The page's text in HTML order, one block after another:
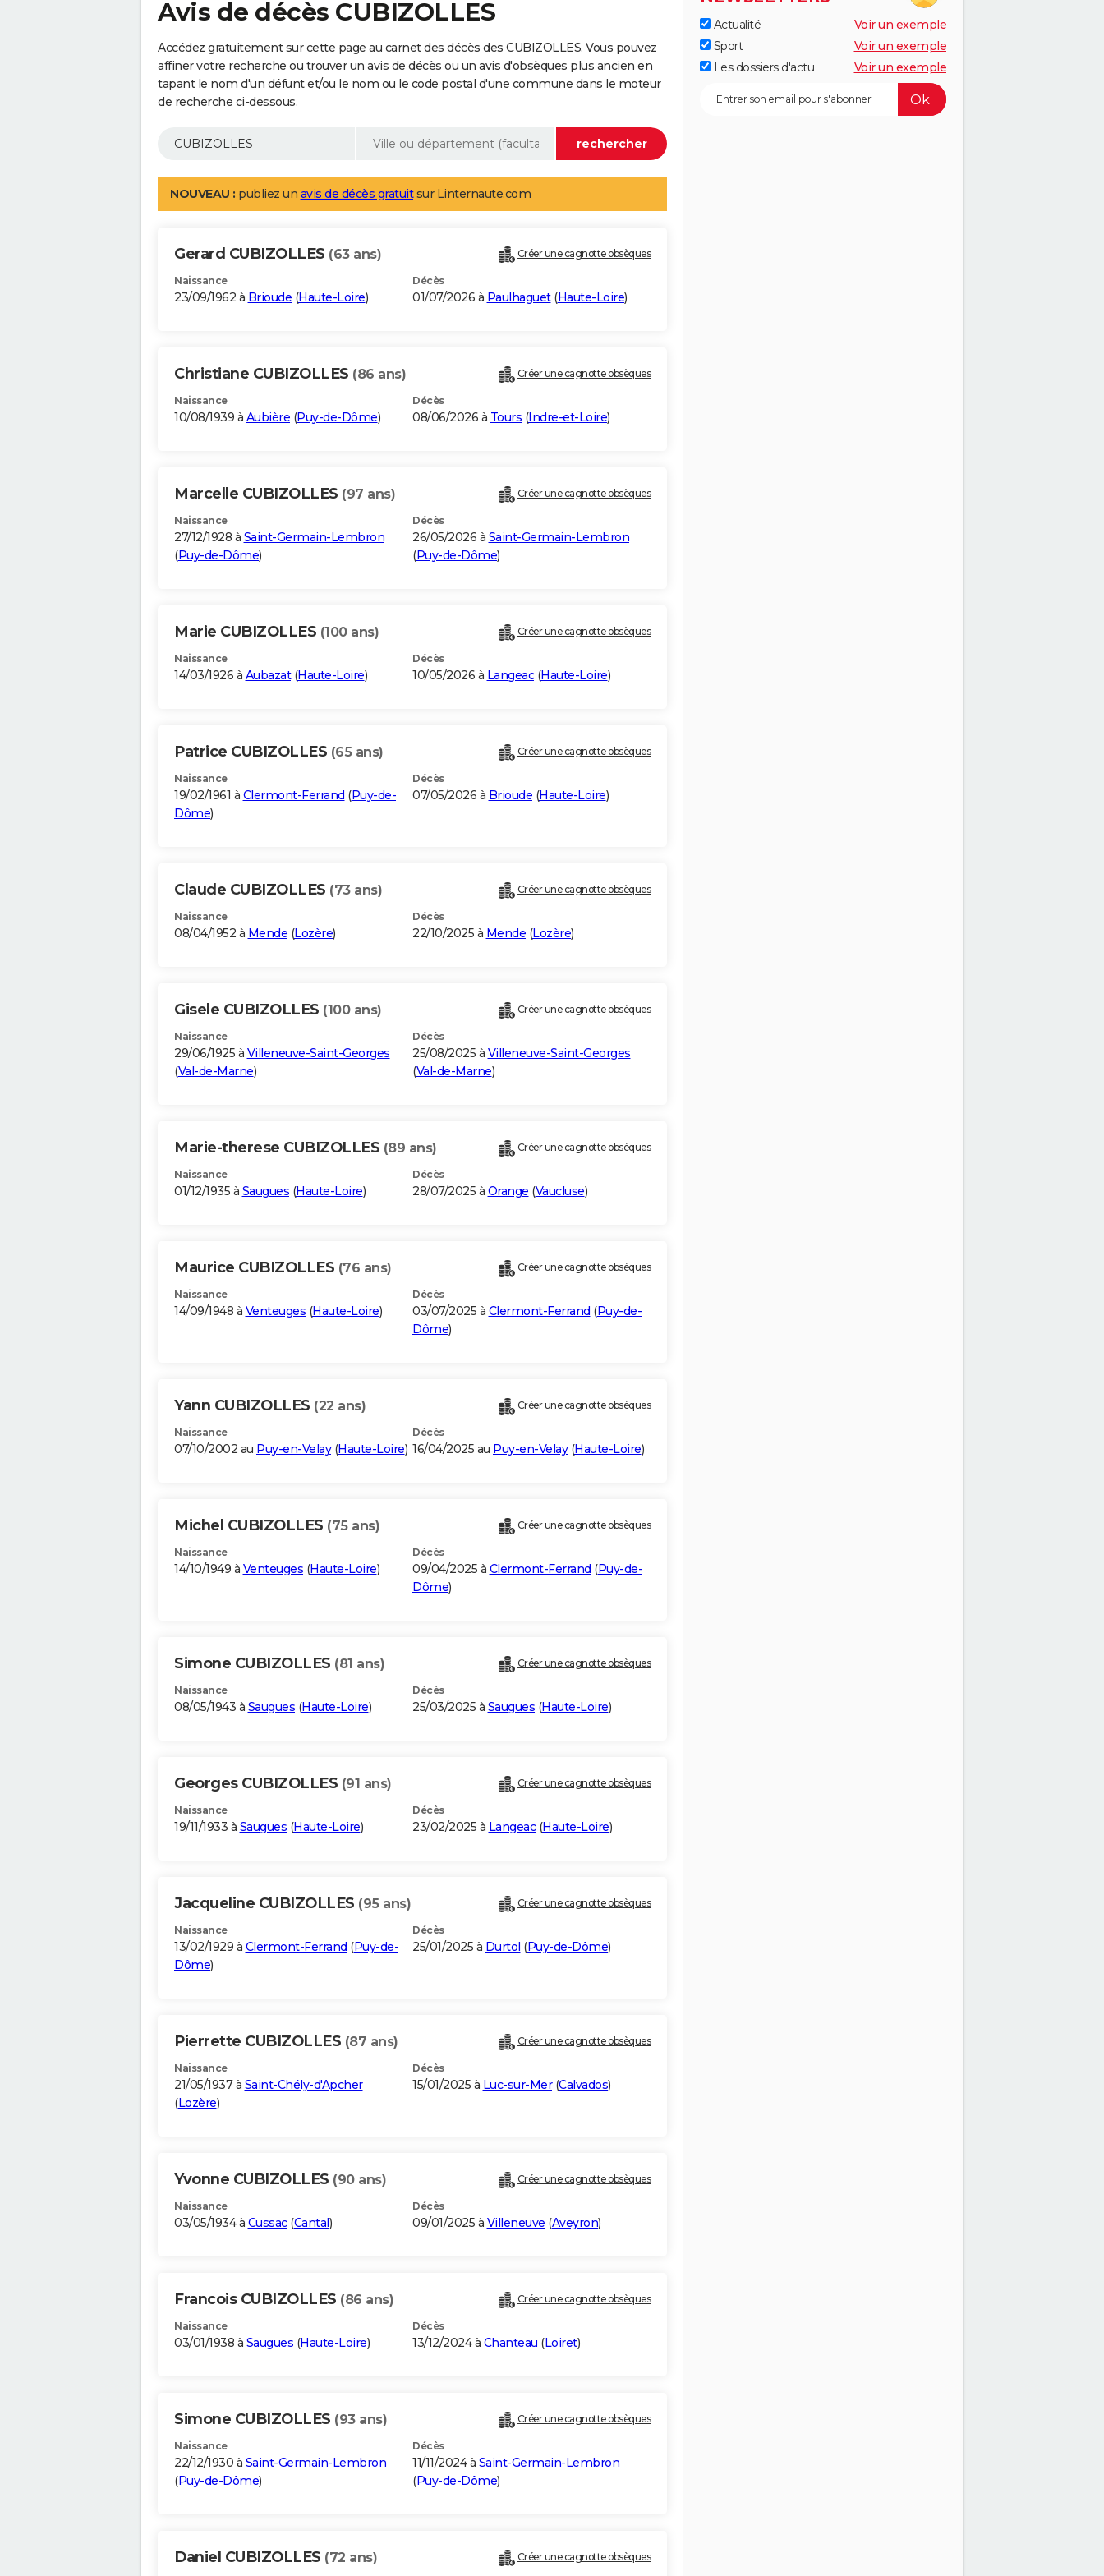
Avis de décès CUBIZOLLES
Accédez gratuitement sur cette page au carnet des décès des CUBIZOLLES. Vous pouvez
affiner votre recherche ou trouver un avis de décès ou un avis d'obsèques plus ancien en
tapant le nom d'un défunt et/ou le nom ou le code postal d'une commune dans le moteur
de recherche ci-dessous.
NOUVEAU : publiez un avis de décès gratuitsur Linternaute.com
Gerard CUBIZOLLES (63 ans) Créer une cagnotte obsèques
Naissance
23/09/1962 à Brioude (Haute-Loire)
Décès
01/07/2026 à Paulhaguet(Haute-Loire)
Christiane CUBIZOLLES (86 ans) Créer une cagnotte obsèques
Naissance
10/08/1939 à Aubière (Puy-de-Dôme)
Décès
08/06/2026 à Tours (Indre-et-Loire)
Marcelle CUBIZOLLES (97 ans) Créer une cagnotte obsèques
Naissance
27/12/1928 à Saint-Germain-Lembron
(Puy-de-Dôme)
Décès
26/05/2026 à Saint-Germain-Lembron
(Puy-de-Dôme)
Marie CUBIZOLLES (100 ans) Créer une cagnotte obsèques
Naissance
14/03/1926 à Aubazat(Haute-Loire)
Décès
10/05/2026 à Langeac(Haute-Loire)
Patrice CUBIZOLLES (65 ans) Créer une cagnotte obsèques
Naissance
19/02/1961 à Clermont-Ferrand (Puy-de-
Dôme)
Décès
07/05/2026 à Brioude (Haute-Loire)
Claude CUBIZOLLES (73 ans) Créer une cagnotte obsèques
Naissance
08/04/1952 à Mende (Lozère)
Décès
22/10/2025 à Mende (Lozère)
Gisele CUBIZOLLES (100 ans) Créer une cagnotte obsèques
Naissance
29/06/1925 à Villeneuve-Saint-Georges
(Val-de-Marne)
Décès
25/08/2025 à Villeneuve-Saint-Georges
(Val-de-Marne)
Marie-therese CUBIZOLLES (89 ans) Créer une cagnotte obsèques
Naissance
01/12/1935 à Saugues (Haute-Loire)
Décès
28/07/2025 à Orange (Vaucluse)
Maurice CUBIZOLLES (76 ans) Créer une cagnotte obsèques
Naissance
14/09/1948 à Venteuges (Haute-Loire)
Décès
03/07/2025 à Clermont-Ferrand (Puy-de-
Dôme)
Yann CUBIZOLLES (22 ans) Créer une cagnotte obsèques
Naissance
07/10/2002 au Puy-en-Velay(Haute-Loire)
Décès
16/04/2025 au Puy-en-Velay(Haute-Loire)
Michel CUBIZOLLES (75 ans) Créer une cagnotte obsèques
Naissance
14/10/1949 à Venteuges (Haute-Loire)
Décès
09/04/2025 à Clermont-Ferrand (Puy-de-
Dôme)
Simone CUBIZOLLES (81 ans) Créer une cagnotte obsèques
Naissance
08/05/1943 à Saugues (Haute-Loire)
Décès
25/03/2025 à Saugues (Haute-Loire)
Georges CUBIZOLLES (91 ans) Créer une cagnotte obsèques
Naissance
19/11/1933 à Saugues (Haute-Loire)
Décès
23/02/2025 à Langeac(Haute-Loire)
Jacqueline CUBIZOLLES (95 ans) Créer une cagnotte obsèques
Naissance
13/02/1929 à Clermont-Ferrand (Puy-de-
Dôme)
Décès
25/01/2025 à Durtol (Puy-de-Dôme)
Pierrette CUBIZOLLES (87 ans) Créer une cagnotte obsèques
Naissance
21/05/1937 à Saint-Chély-d'Apcher
(Lozère)
Décès
15/01/2025 à Luc-sur-Mer(Calvados)
Yvonne CUBIZOLLES (90 ans) Créer une cagnotte obsèques
Naissance
03/05/1934 à Cussac(Cantal)
Décès
09/01/2025 à Villeneuve (Aveyron)
Francois CUBIZOLLES (86 ans) Créer une cagnotte obsèques
Naissance
03/01/1938 à Saugues (Haute-Loire)
Décès
13/12/2024 à Chanteau (Loiret)
Simone CUBIZOLLES (93 ans) Créer une cagnotte obsèques
Naissance
22/12/1930 à Saint-Germain-Lembron
(Puy-de-Dôme)
Décès
11/11/2024 à Saint-Germain-Lembron
(Puy-de-Dôme)
Daniel CUBIZOLLES (72 ans) Créer une cagnotte obsèques
Actualité
Voir un exemple
Sport
Voir un exemple
Les dossiers d'actu
Voir un exemple